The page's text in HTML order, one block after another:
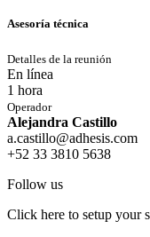
Asesoría técnica
Detalles de la reunión
En línea
1 hora
Operador
Alejandra Castillo
a.castillo@adhesis.com
+52 33 3810 5638
Follow us
Click here to setup your